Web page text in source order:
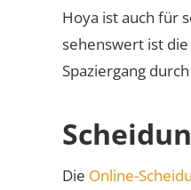
Hoya ist auch für
sehenswert ist
Spaziergang
Die Online-